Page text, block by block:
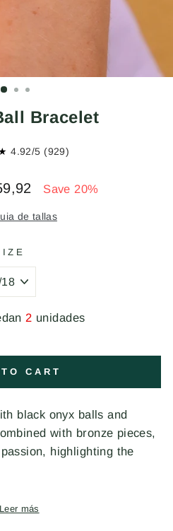
Bracelet
4.92/5 (929)
Save 20%
de tallas
2 unidades
CART
black onyx balls and
with bronze pieces,
highlighting the
más